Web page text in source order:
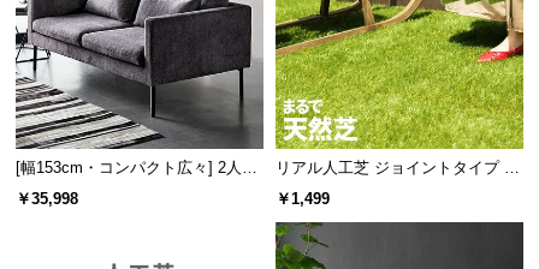
たっぷり肉厚な座面クッションが程よい沈み込みと
底付き感のない座り心地を生みます。
[幅153cm・コンパクト広々] 2人掛
けモダンソファ ブラックスチール
￥35,998
リアル人工芝 ジョイントタイプ 30
cm 1/9/27枚 芝丈25mm
￥1,499